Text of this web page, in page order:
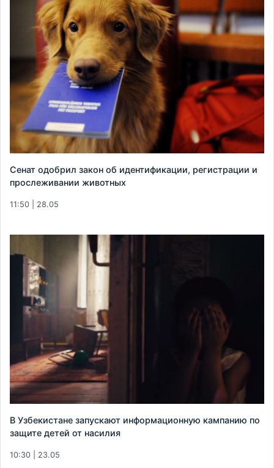
Сенат одобрил закон об идентификации, регистрации и
прослеживании животных
11:50 | 28.05
В Узбекистане запускают информационную кампанию по
защите детей от насилия
10:30 | 23.05